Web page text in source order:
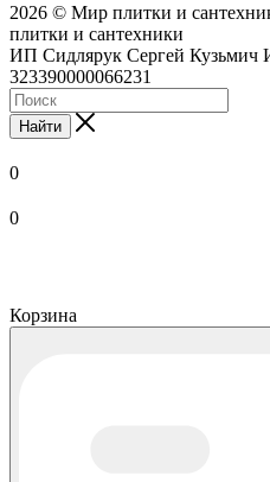
2026 © Мир плитки и
плитки и сантехники
ИП Сидлярук Сергей
323390000066231
Найти
0
0
Корзина